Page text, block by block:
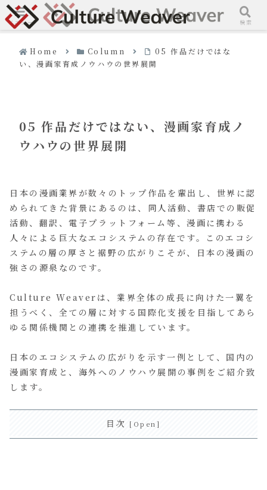
Home Column
05 作品だけではな
い、漫画家育成ノウハウの世界展開
05 作品だけではない、漫画家育成ノ
ウハウの世界展開
日本の漫画業界が数々のトップ作品を輩出し、世界に認
められてきた背景にあるのは、同人活動、書店での販促
活動、翻訳、電子プラットフォーム等、漫画に携わる
人々による巨大なエコシステムの存在です。このエコシ
ステムの層の厚さと裾野の広がりこそが、日本の漫画の
強さの源泉なのです。
Culture Weaverは、業界全体の成長に向けた一翼を
担うべく、全ての層に対する国際化支援を目指してあら
ゆる関係機関との連携を推進しています。
日本のエコシステムの広がりを示す一例として、国内の
漫画家育成と、海外へのノウハウ展開の事例をご紹介致
します。
目次
メニュー 検索